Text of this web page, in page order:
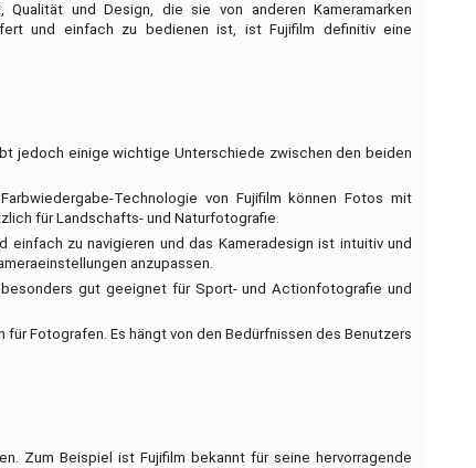
und Design, die sie von anderen Kameramarken
und einfach zu bedienen ist, ist Fujifilm definitiv eine
jedoch einige wichtige Unterschiede zwischen den beiden
Technologie von Fujifilm können Fotos mit
für Landschafts- und Naturfotografie.
einfach zu navigieren und das Kameradesign ist intuitiv und
anzupassen.
gut geeignet für Sport- und Actionfotografie und
Fotografen. Es hängt von den Bedürfnissen des Benutzers
Zum Beispiel ist Fujifilm bekannt für seine hervorragende